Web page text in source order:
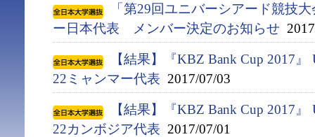
「第29回ユニバーシアード競技
ー日本代表 メンバー決定のお知らせ
【結果】『KBZ Bank Cup 2017
22ミャンマー代表 2017/07/03
【結果】『KBZ Bank Cup 2017
22カンボジア代表 2017/07/01